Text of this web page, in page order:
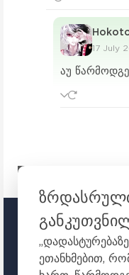
17 July
აუ
ეთანხმებით,